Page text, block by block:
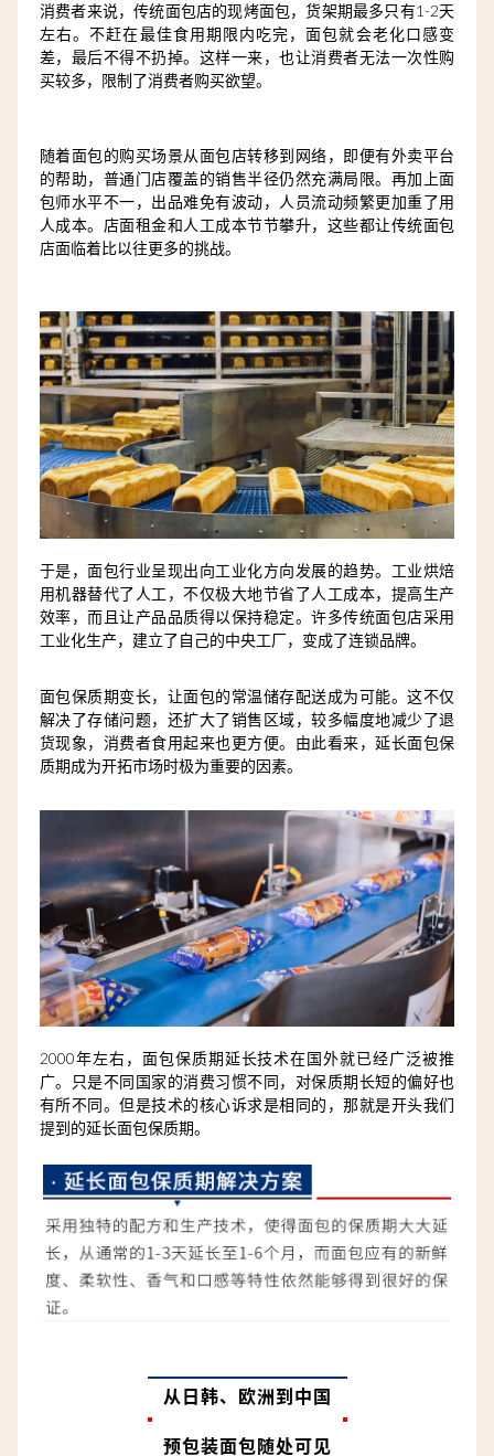
消费者来说，传统面包店的现烤面包，货架期最多只有1-2天
左右。不赶在最佳食用期限内吃完，面包就会老化口感变
差，最后不得不扔掉。这样一来，也让消费者无法一次性购
买较多，限制了消费者购买欲望。
随着面包的购买场景从面包店转移到网络，即便有外卖平台
的帮助，普通门店覆盖的销售半径仍然充满局限。再加上面
包师水平不一，出品难免有波动，人员流动频繁更加重了用
人成本。店面租金和人工成本节节攀升，这些都让传统面包
店面临着比以往更多的挑战。
于是，面包行业呈现出向工业化方向发展的趋势。工业烘焙
用机器替代了人工，不仅极大地节省了人工成本，提高生产
效率，而且让产品品质得以保持稳定。许多传统面包店采用
工业化生产，建立了自己的中央工厂，变成了连锁品牌。
面包保质期变长，让面包的常温储存配送成为可能。这不仅
解决了存储问题，还扩大了销售区域，较多幅度地减少了退
货现象，消费者食用起来也更方便。由此看来，延长面包保
质期成为开拓市场时极为重要的因素。
2000年左右，面包保质期延长技术在国外就已经广泛被推
广。只是不同国家的消费习惯不同，对保质期长短的偏好也
有所不同。但是技术的核心诉求是相同的，那就是开头我们
提到的延长面包保质期。
从日韩、欧洲到中国
预包装面包随处可见